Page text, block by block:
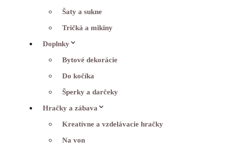
Šaty a sukne
Tričká a mikiny
Doplnky
Bytové dekorácie
Do kočíka
Šperky a darčeky
Hračky a zábava
Kreatívne a vzdelávacie hračky
Na von